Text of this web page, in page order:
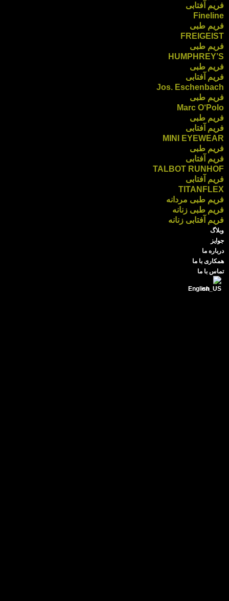
فریم آفتابی
Fineline
فریم طبی
FREIGEIST
فریم طبی
HUMPHREY’S
فریم طبی
فریم آفتابی
Jos. Eschenbach
فریم طبی
Marc O‘Polo
فریم طبی
فریم آفتابی
MINI EYEWEAR
فریم طبی
فریم آفتابی
TALBOT RUNHOF
فریم آفتابی
TITANFLEX
فریم طبی مردانه
فریم طبی زنانه
فریم آفتابی زنانه
وبلاگ
جوایز
درباره ما
همکاری با ما
تماس با ما
English